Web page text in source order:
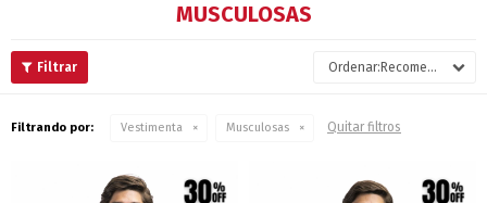
MUSCULOSAS
Recomendados
Filtrando por: Vestimenta Musculosas Quitar filtros